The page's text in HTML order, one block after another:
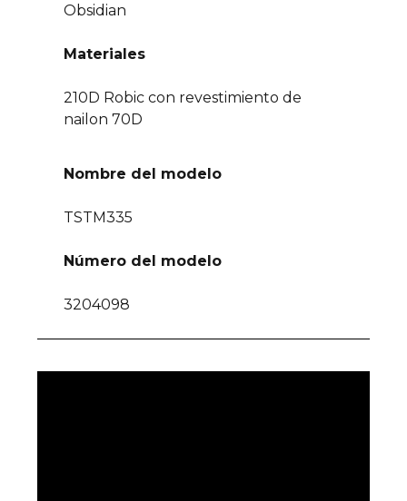
Obsidian
Materiales
210D Robic con revestimiento de
nailon 70D
Nombre del modelo
TSTM335
Número del modelo
3204098